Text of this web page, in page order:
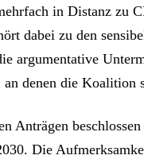
in Distanz zu
dabei zu den
argumentative
an denen die Koalition
Anträgen
Die